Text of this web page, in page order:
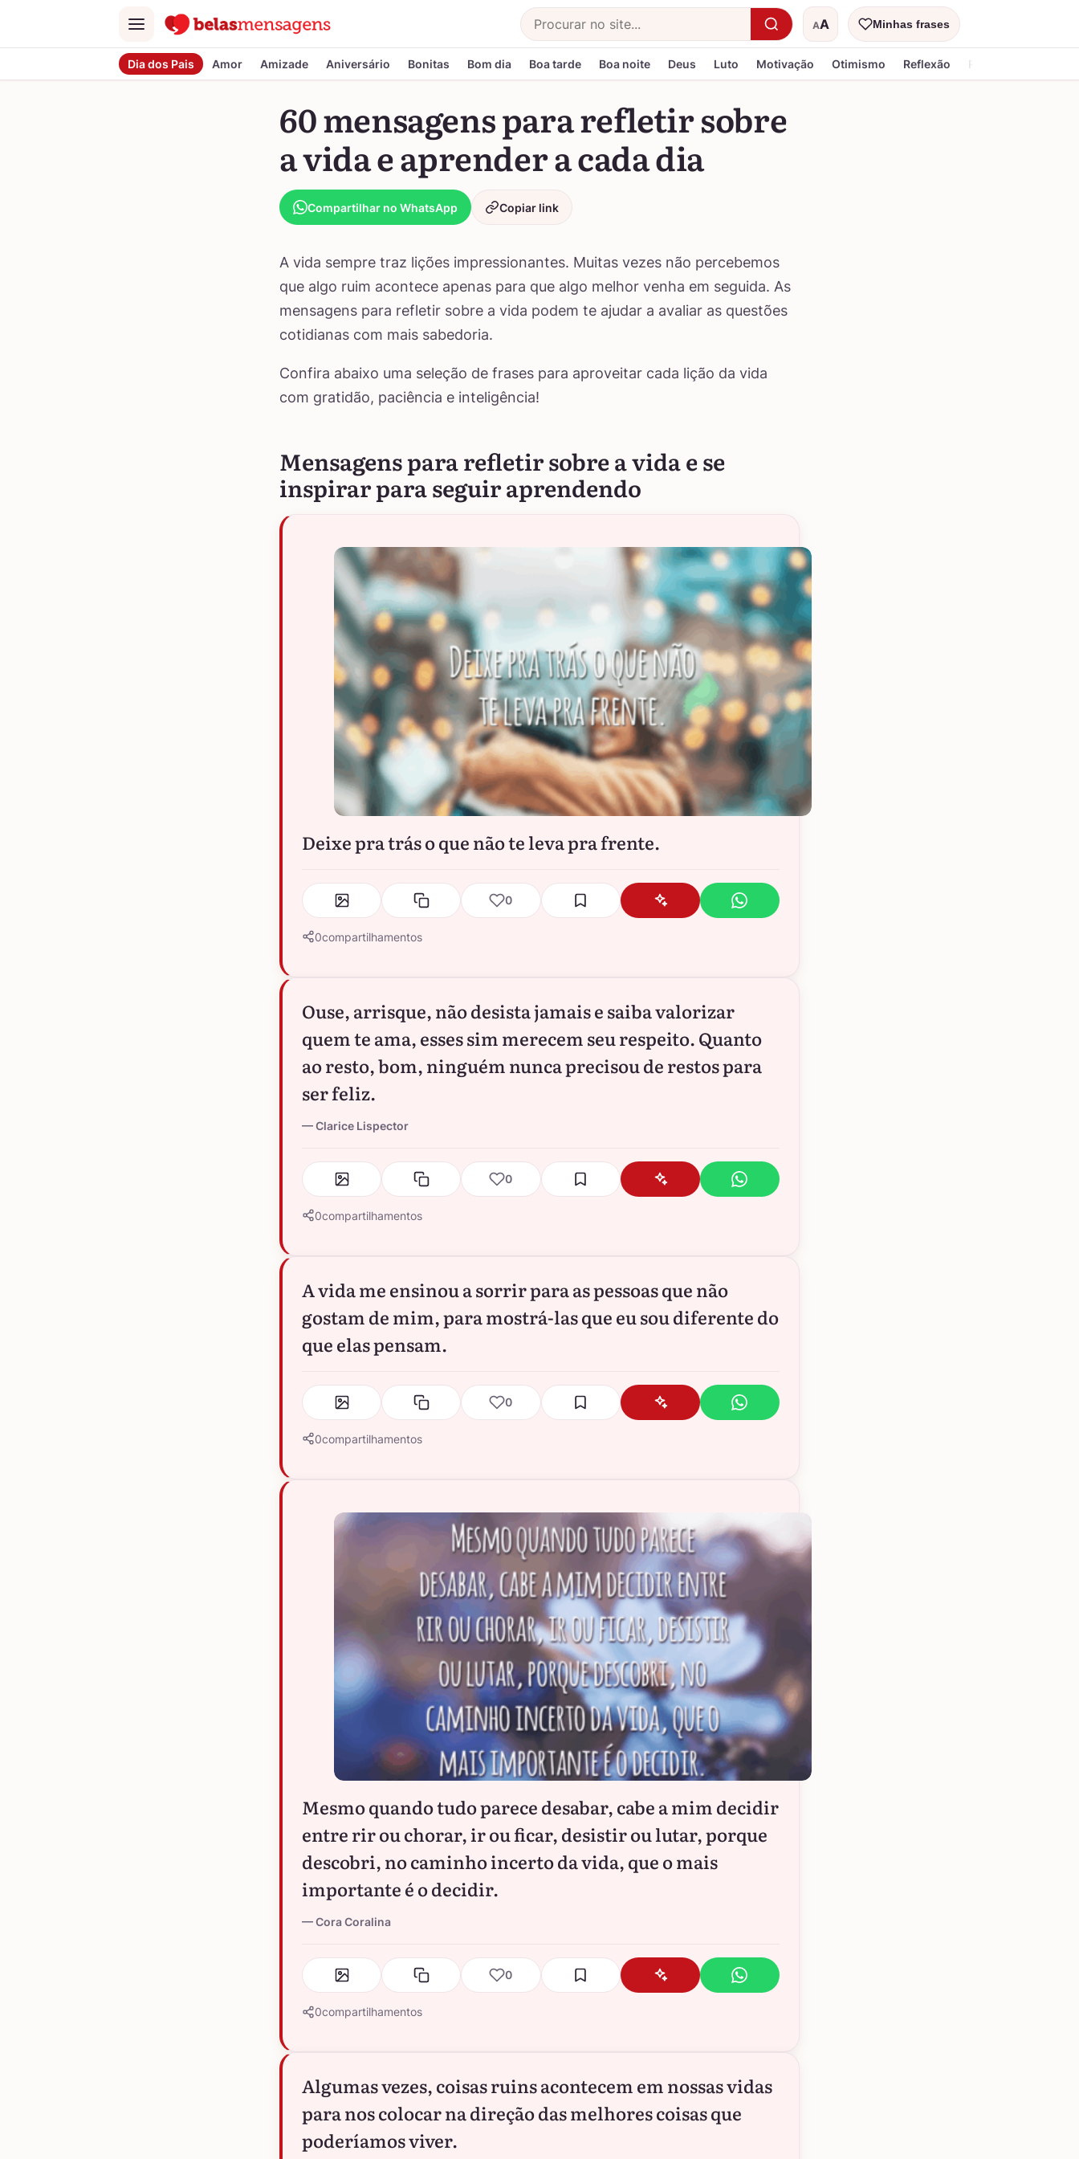
Menu
Buscar AA
Tamanho do textoMinhas frases
Dia dos Pais Amor Amizade Aniversário Bonitas Bom dia Boa tarde Boa noite Deus Luto Motivação Otimismo Reflexão Religiosa
60 mensagens para refletir sobre
a vida e aprender a cada dia
Compartilhar no WhatsApp Copiar link
A vida sempre traz lições impressionantes. Muitas vezes não percebemos
que algo ruim acontece apenas para que algo melhor venha em seguida. As
mensagens para refletir sobre a vida podem te ajudar a avaliar as questões
cotidianas com mais sabedoria.
Confira abaixo uma seleção de frases para aproveitar cada lição da vida
com gratidão, paciência e inteligência!
Mensagens para refletir sobre a vida e se
inspirar para seguir aprendendo
Deixe pra trás o que não te leva pra frente.
0
0compartilhamentos
Ouse, arrisque, não desista jamais e saiba valorizar
quem te ama, esses sim merecem seu respeito. Quanto
ao resto, bom, ninguém nunca precisou de restos para
ser feliz.
Clarice Lispector
0
0compartilhamentos
A vida me ensinou a sorrir para as pessoas que não
gostam de mim, para mostrá-las que eu sou diferente do
que elas pensam.
0
0compartilhamentos
Mesmo quando tudo parece desabar, cabe a mim decidir
entre rir ou chorar, ir ou ficar, desistir ou lutar, porque
descobri, no caminho incerto da vida, que o mais
importante é o decidir.
Cora Coralina
0
0compartilhamentos
Algumas vezes, coisas ruins acontecem em nossas vidas
para nos colocar na direção das melhores coisas que
poderíamos viver.